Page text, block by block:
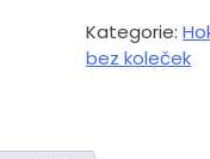
Kategorie:
bez koleček